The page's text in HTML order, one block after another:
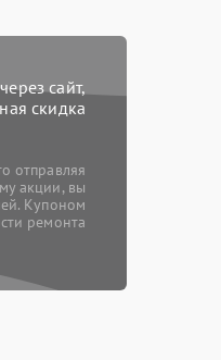
сайт,
скидка
отправляя
акции, вы
Купоном
ремонта